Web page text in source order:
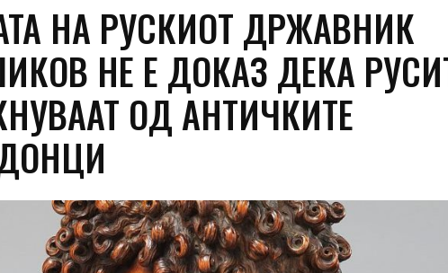
НА РУСКИОТ ДРЖАВНИК
НЕ Е ДОКАЗ ДЕКА
ОД АНТИЧКИТЕ